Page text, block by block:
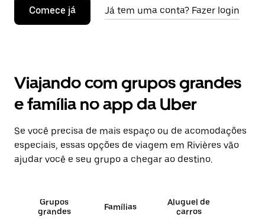
Comece já Já tem uma conta? Fazer login
Viajando com grupos grandes
e família no app da Uber
Se você precisa de mais espaço ou de acomodações
especiais, essas opções de viagem em Rivières vão
ajudar você e seu grupo a chegar ao destino.
Grupos
grandes
Famílias
Aluguel de
carros